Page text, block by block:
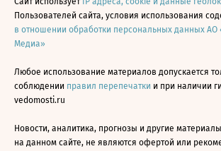
Пользователей сайта, условия использования
в отношении обработки персональных данных АО
Медиа»
Любое использование материалов допускается
соблюдении правил перепечатки и при наличии
vedomosti.ru
Новости, аналитика, прогнозы и другие
на данном сайте, не являются офертой или